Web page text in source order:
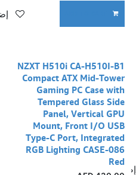
إضافة إلى قائمة الأمنيات
NZXT H510i CA-H510I-B1
Compact ATX Mid-Tower
Gaming PC Case with
Tempered Glass Side
Panel, Vertical GPU
Mount, Front I/O USB
Type-C Port, Integrated
RGB Lighting CASE-086
Red